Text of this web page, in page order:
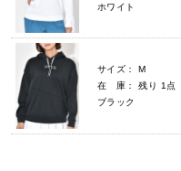
ホワイト
サイズ： M
在 庫： 残り 1点
ブラック